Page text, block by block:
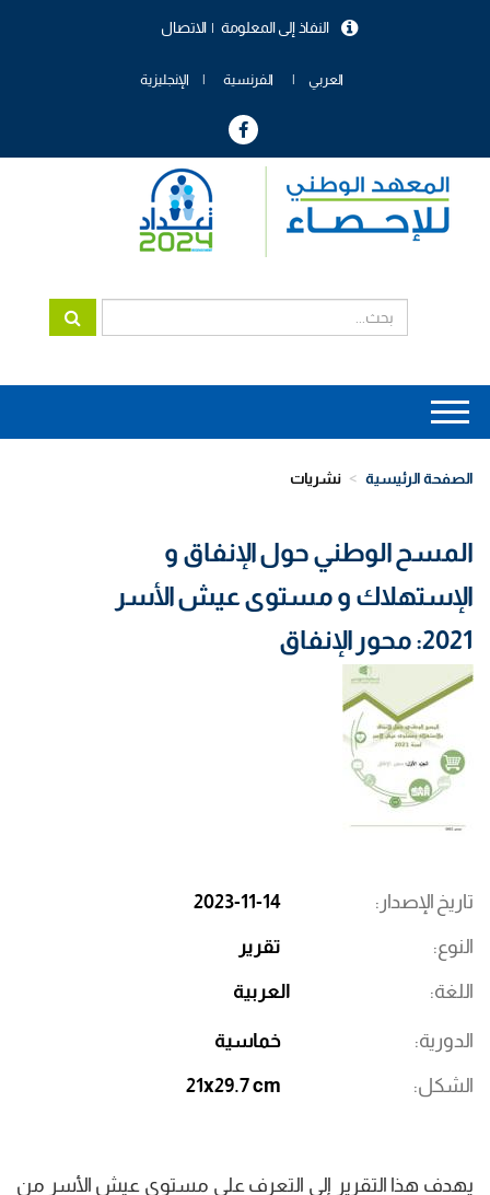
الاتصال النفاذ إلى المعلومة
العربي الفرنسية الإنجليزية
Main
navigation
الصفحة الرئيسية نشريات
المسح الوطني حول الإنفاق و
الإستهلاك و مستوى عيش الأسر
2021: محور الإنفاق
تاريخ الإصدار 2023-11-14
النوع تقرير
اللغة العربية
الدورية خماسية
الشكل 21x29.7 cm
يهدف هذا التقرير إلى التعرف على مستوى عيش الأسر من